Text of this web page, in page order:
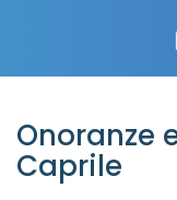
Onoranze
Caprile